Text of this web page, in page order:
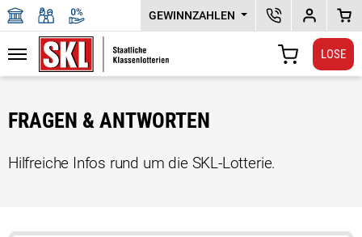
GEWINNZAHLEN
SKL DEPOTPLUS
Navigation
LOSE
FRAGEN & ANTWORTEN
Hilfreiche Infos rund um die SKL-Lotterie.